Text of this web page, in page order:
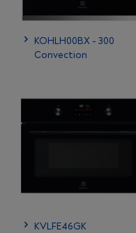
KOHLH00BX - 300
Convection
KVLFE46GK